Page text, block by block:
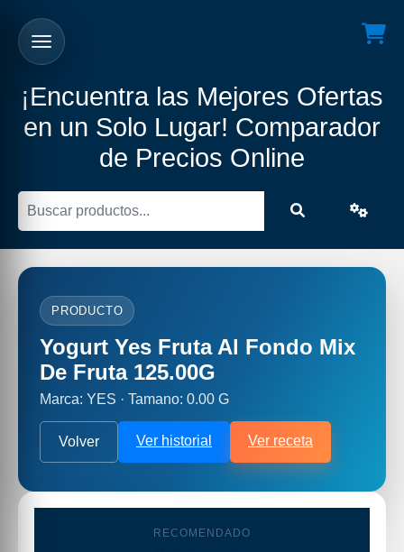
¡Encuentra las Mejores Ofertas
en un Solo Lugar! Comparador
de Precios Online
PRODUCTO
Yogurt Yes Fruta Al Fondo Mix
De Fruta 125.00G
Marca: YES · Tamano: 0.00 G
Volver Ver historial Ver receta
RECOMENDADO